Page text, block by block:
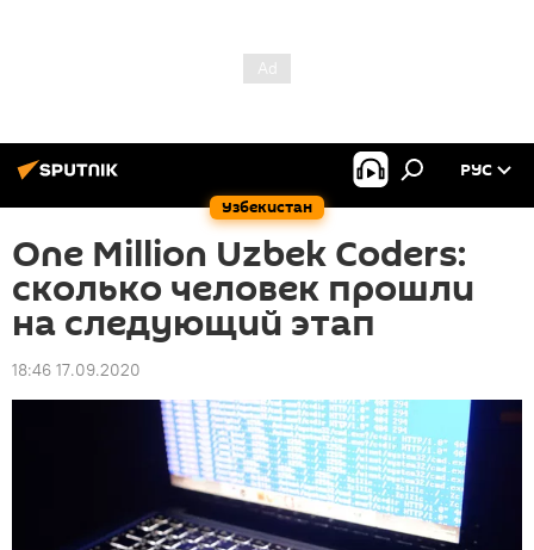
Узбекистан
РУС
One Million Uzbek Coders:
сколько человек прошли
на следующий этап
18:46 17.09.2020